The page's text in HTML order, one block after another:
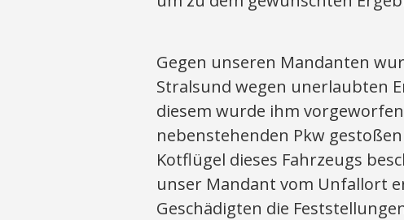
Gegen unseren Mandanten
Stralsund wegen unerlaubten
diesem wurde ihm
nebenstehenden Pkw
Kotflügel dieses Fahrzeugs
unser Mandant vom Unfallort
Geschädigten die